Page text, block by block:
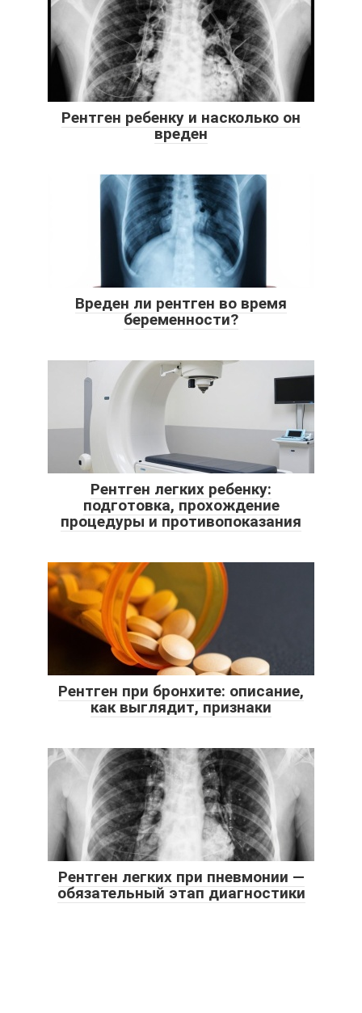
Рентген ребенку и насколько он
вреден
Вреден ли рентген во время
беременности?
Рентген легких ребенку:
подготовка, прохождение
процедуры и противопоказания
Рентген при бронхите: описание,
как выглядит, признаки
Рентген легких при пневмонии —
обязательный этап диагностики